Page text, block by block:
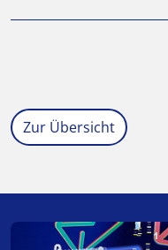
Zur Übersicht